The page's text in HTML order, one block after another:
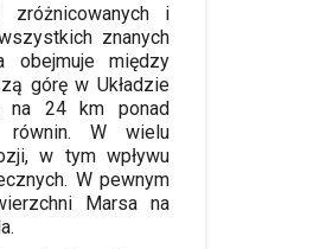
i
znanych
obejmuje między
górę w Układzie
na 24 km ponad
równin. W wielu
w tym wpływu
W pewnym
Marsa na